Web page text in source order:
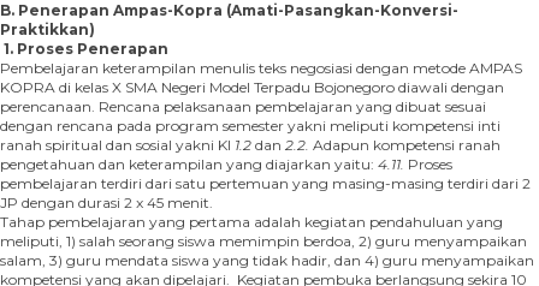
B. Penerapan Ampas-Kopra (Amati-Pasangkan-Konversi-
Praktikkan)
1. Proses Penerapan
Pembelajaran keterampilan menulis teks negosiasi dengan metode AMPAS
KOPRA di kelas X SMA Negeri Model Terpadu Bojonegoro diawali dengan
perencanaan. Rencana pelaksanaan pembelajaran yang dibuat sesuai
dengan rencana pada program semester yakni meliputi kompetensi inti
ranah spiritual dan sosial yakni KI 1.2 dan 2.2. Adapun kompetensi ranah
pengetahuan dan keterampilan yang diajarkan yaitu: 4.11. Proses
pembelajaran terdiri dari satu pertemuan yang masing-masing terdiri dari 2
JP dengan durasi 2 x 45 menit.
Tahap pembelajaran yang pertama adalah kegiatan pendahuluan yang
meliputi, 1) salah seorang siswa memimpin berdoa, 2) guru menyampaikan
salam, 3) guru mendata siswa yang tidak hadir, dan 4) guru menyampaikan
kompetensi yang akan dipelajari. Kegiatan pembuka berlangsung sekira 10